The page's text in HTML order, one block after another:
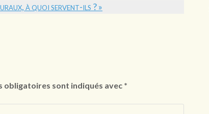
à quoi servent-ils ? »
obligatoires sont indiqués avec *